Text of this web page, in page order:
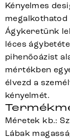
Kényelmes
megalkothatod
Ágykeretünk
léces
pihenőoázist
mértékben
élvezd a
kényelmét.
Méretek kb.:
Lábak